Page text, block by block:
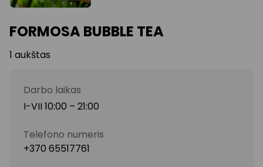
FORMOSA BUBBLE TEA
1 aukštas
Darbo laikas
I-VII 10:00 – 21:00
Telefono numeris
+370 65517761